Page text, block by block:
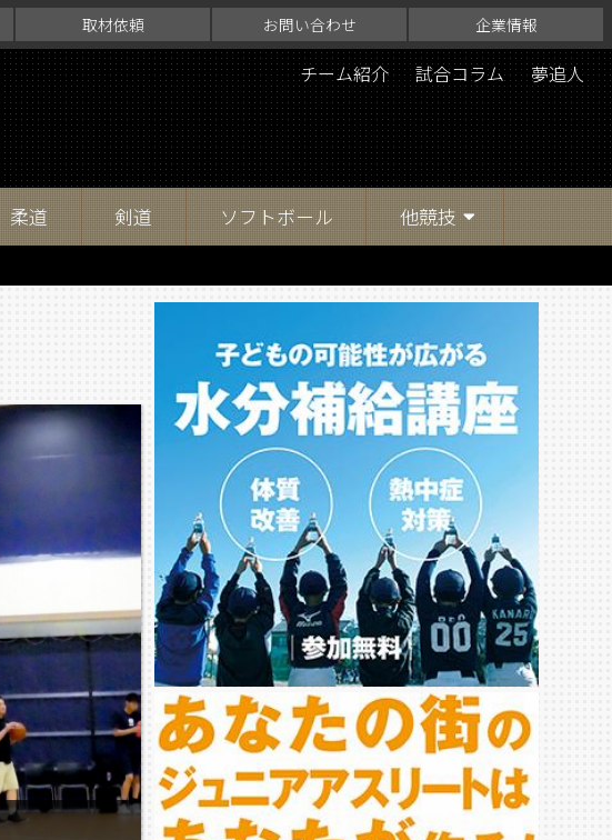
取材依頼 お問い合わせ 企業情報
チーム紹介 試合コラム 夢追人
柔道 剣道 ソフトボール 他競技